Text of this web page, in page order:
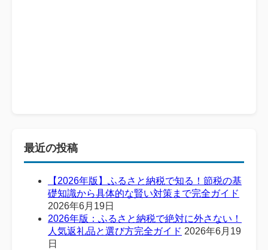
最近の投稿
【2026年版】ふるさと納税で知る！節税の基
礎知識から具体的な賢い対策まで完全ガイド
2026年6月19日
2026年版：ふるさと納税で絶対に外さない！
人気返礼品と選び方完全ガイド 2026年6月19
日